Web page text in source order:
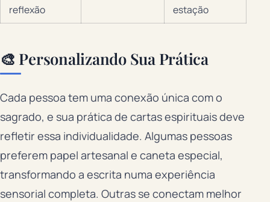
reflexão
estação
🎨 Personalizando Sua Prática
Cada pessoa tem uma conexão única com o
sagrado, e sua prática de cartas espirituais deve
refletir essa individualidade. Algumas pessoas
preferem papel artesanal e caneta especial,
transformando a escrita numa experiência
sensorial completa. Outras se conectam melhor